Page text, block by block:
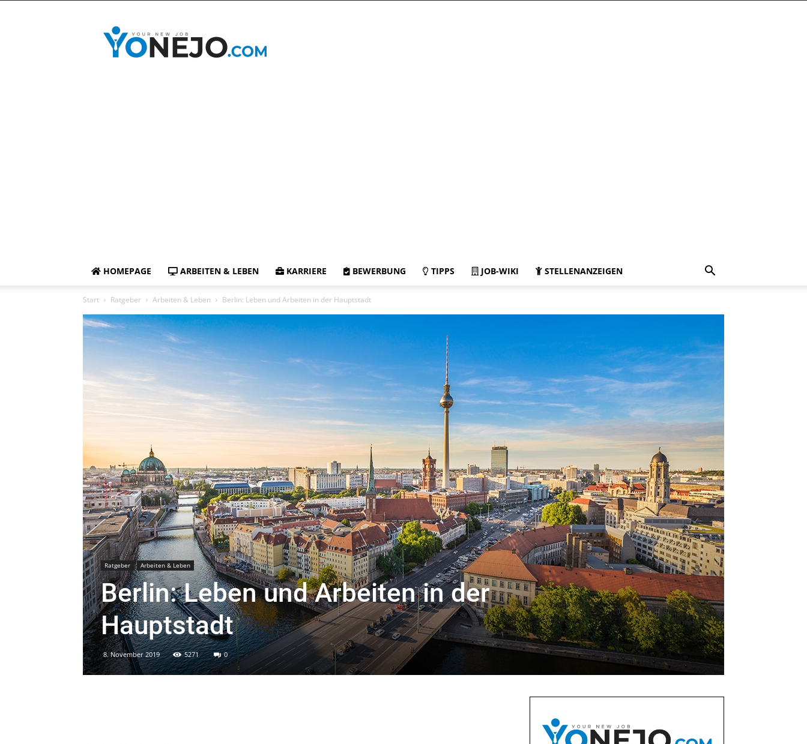
HOMEPAGE ARBEITEN & LEBEN KARRIERE BEWERBUNG TIPPS JOB-WIKI STELLENANZEIGEN
Start Ratgeber Arbeiten & Leben Berlin: Leben und Arbeiten in der Hauptstadt
Ratgeber Arbeiten & Leben
Berlin: Leben und Arbeiten in der
Hauptstadt
8. November 2019 5271 0